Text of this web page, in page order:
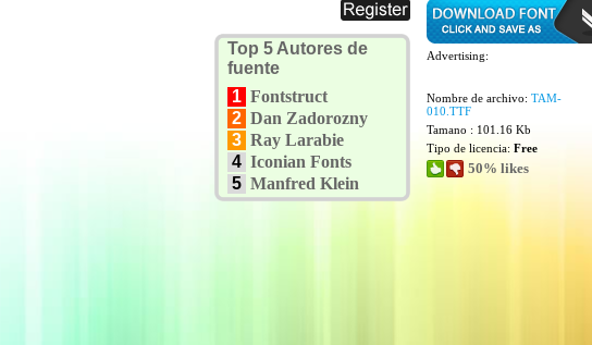
Top 5 Autores de
fuente
1 Fontstruct
2 Dan Zadorozny
3 Ray Larabie
4 Iconian Fonts
5 Manfred Klein
Advertising:
Nombre de archivo: TAM-
010.TTF
Tamano : 101.16 Kb
Tipo de licencia: Free
50% likes